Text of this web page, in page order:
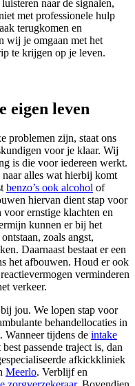
naar de signalen,
met professionele hulp
terugkomen en
wij je omgaan met het
te krijgen op je leven.
eigen leven
problemen zijn, staat ons
voor je klaar. Wij
is die voor iedereen werkt.
alles wat hierbij komt
benzo’s ook alcohol of
hiervan dient stap voor
voor ernstige klachten en
kunnen er bij het
zoals angst,
Daarnaast bestaat er een
het afbouwen. Houd er ook
verminderen
verkeer.
jou. We lopen stap voor
behandellocaties in
Wanneer tijdens de intake
best passende traject is, dan
afkickkliniek
Meerlo. Verblijf en